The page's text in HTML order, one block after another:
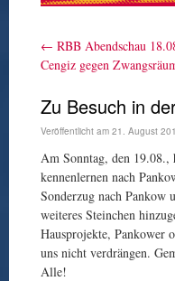
← RBB Abendschau
Cengiz gegen
Zu Besuch in
Veröffentlicht am 21. August
Am Sonntag, den 19.08.,
kennenlernen nach
Sonderzug nach Pankow
weiteres Steinchen
Hausprojekte, Pankower
uns nicht verdrängen.
Alle!